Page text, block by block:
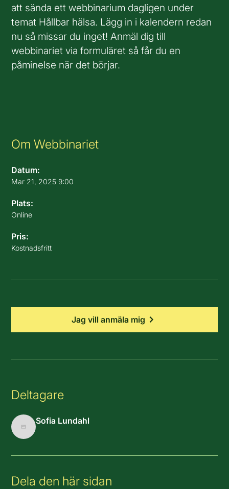
Om Webbinariet
Datum:
Mar 21, 2025 9:00
Plats:
Online
Pris:
Kostnadsfritt
Jag vill anmäla mig
Deltagare
Sofia Lundahl
Dela den här sidan
att sända ett webbinarium dagligen under
temat Hållbar hälsa. Lägg in i kalendern redan
nu så missar du inget! Anmäl dig till
webbinariet via formuläret så får du en
påminelse när det börjar.